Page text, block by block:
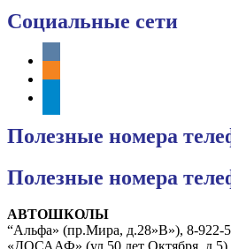
Социальные сети
vkontakte
odnoklassniki
Полезные номера
Полезные номера
АВТОШКОЛЫ
“Альфа» (пр.Мира, д.28»В»), 8-922-